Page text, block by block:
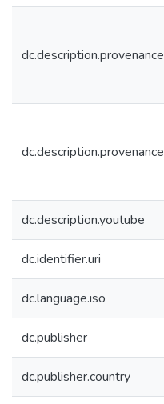
dc.description.provenance
dc.description.provenance
dc.description.youtube
dc.identifier.uri
dc.language.iso
dc.publisher
dc.publisher.country